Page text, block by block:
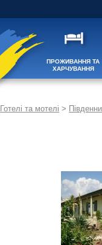
ПРОЖИВАННЯ ТА
ХАРЧУВАННЯ
Готелі та мотелі >